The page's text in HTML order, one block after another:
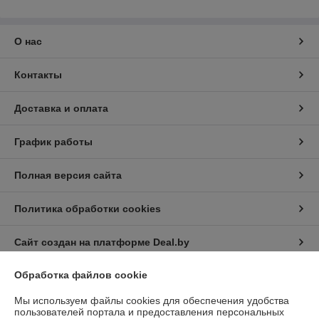
О нас
Контакты
Доставка и оплата
График работы
Полная версия сайта
Политика обработки cookies
Сайт создан на платформе Deal.by
Юридическое лицо:Общество с ограниченной ответственностью
Обработка файлов cookie
Мы используем файлы cookies для обеспечения удобства
пользователей портала и предоставления персональных